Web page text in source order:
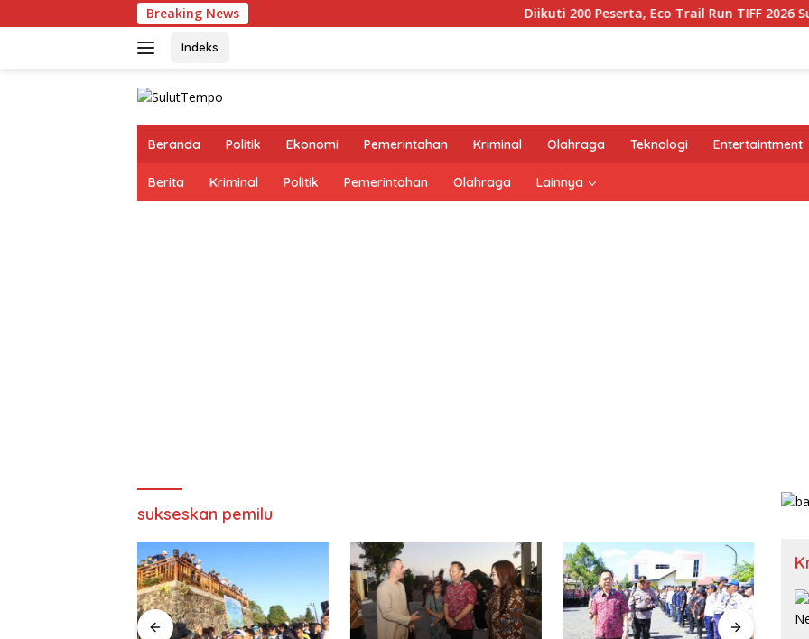
ke
Breaking News Diikuti 200 Peserta, Eco Trail Run TIFF 2026 Sukses
Indeks
Beranda Politik Ekonomi Pemerintahan Kriminal Olahraga Teknologi Entertaintment
Berita Kriminal Politik Pemerintahan Olahraga Lainnya
sukseskan pemilu